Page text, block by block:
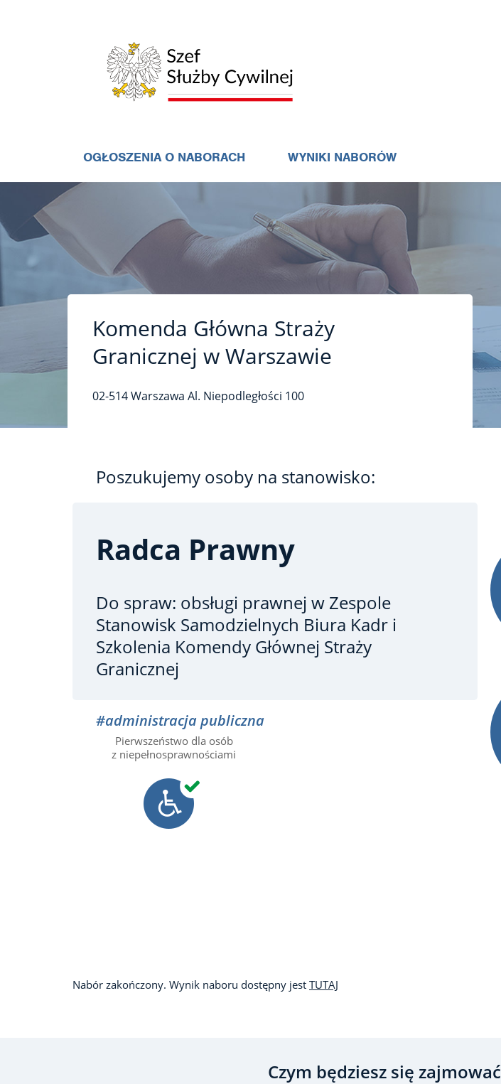
OGŁOSZENIA O NABORACH WYNIKI NABORÓW
Komenda Główna Straży
Granicznej w Warszawie
02-514Warszawa Al. Niepodległości 100
Poszukujemy osoby na stanowisko:
Radca Prawny
Do spraw: obsługi prawnej w Zespole
Stanowisk Samodzielnych Biura Kadr i
Szkolenia Komendy Głównej Straży
Granicznej
#administracja publiczna
Pierwszeństwo dla osób
z niepełnosprawnościami
Nabór zakończony. Wynik naboru dostępny jest TUTAJ
Czym będziesz się zajmować